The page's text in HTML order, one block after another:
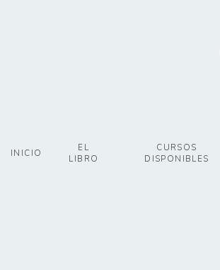
INICIO
EL
LIBRO
CURSOS
DISPONIBLES